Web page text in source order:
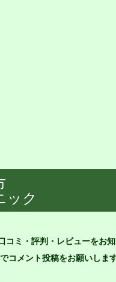
ック
コミ・評判・レビューをお知
コメント投稿をお願いしま